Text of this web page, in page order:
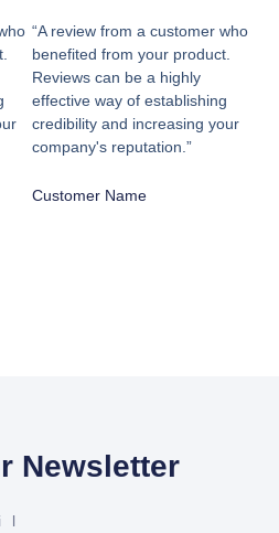
“A review from a customer who
benefited from your product.
Reviews can be a highly
effective way of establishing
credibility and increasing your
company's reputation.”
Customer Name
Newsletter